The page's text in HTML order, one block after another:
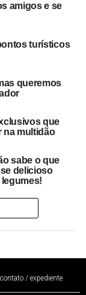
amigos e se
turísticos
queremos
que
na multidão
sabe o que
delicioso
contato / expediente